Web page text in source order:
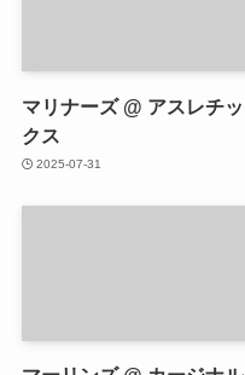
マリナーズ @ アスレチッ
クス
2025-07-31